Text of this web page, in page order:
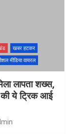
खबर हटकर
मीडिया वायरल
लापता शख्स,
की ये ट्रिक आई